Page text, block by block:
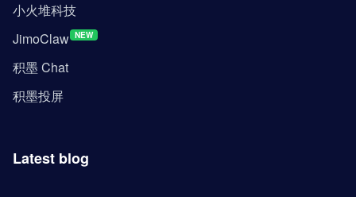
小火堆科技
JimoClaw NEW
积墨 Chat
积墨投屏
Latest blog